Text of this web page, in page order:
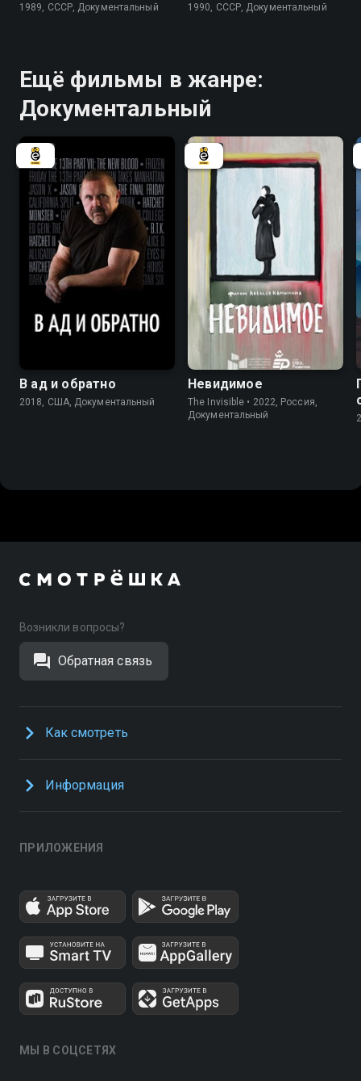
1989, СССР, Документальный 1990, СССР, Документальный
Ещё фильмы в жанре:
Документальный
В ад и обратно
2018, США, Документальный
Невидимое
The Invisible • 2022, Россия,
Документальный
Возникли вопросы?
Обратная связь
Как смотреть
Информация
ПРИЛОЖЕНИЯ
МЫ В СОЦСЕТЯХ